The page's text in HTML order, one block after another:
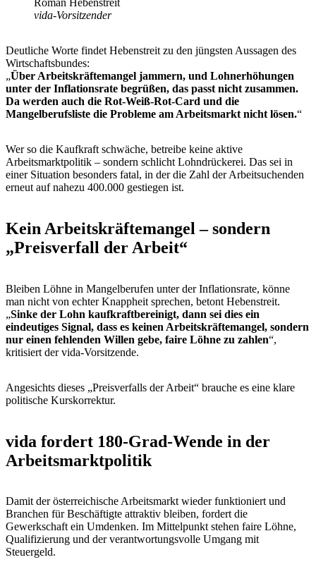
vida-Vorsitzender
Deutliche Worte findet Hebenstreit zu den jüngsten Aussagen des
Wirtschaftsbundes:
„Über Arbeitskräftemangel jammern, und Lohnerhöhungen
unter der Inflationsrate begrüßen, das passt nicht zusammen.
Da werden auch die Rot-Weiß-Rot-Card und die
Mangelberufsliste die Probleme am Arbeitsmarkt nicht lösen.“
Wer so die Kaufkraft schwäche, betreibe keine aktive
Arbeitsmarktpolitik – sondern schlicht Lohndrückerei. Das sei in
einer Situation besonders fatal, in der die Zahl der Arbeitsuchenden
erneut auf nahezu 400.000 gestiegen ist.
Kein Arbeitskräftemangel – sondern
„Preisverfall der Arbeit“
Bleiben Löhne in Mangelberufen unter der Inflationsrate, könne
man nicht von echter Knappheit sprechen, betont Hebenstreit.
„Sinke der Lohn kaufkraftbereinigt, dann sei dies ein
eindeutiges Signal, dass es keinen Arbeitskräftemangel, sondern
nur einen fehlenden Willen gebe, faire Löhne zu zahlen“,
kritisiert der vida-Vorsitzende.
Angesichts dieses „Preisverfalls der Arbeit“ brauche es eine klare
politische Kurskorrektur.
vida fordert 180-Grad-Wende in der
Arbeitsmarktpolitik
Damit der österreichische Arbeitsmarkt wieder funktioniert und
Branchen für Beschäftigte attraktiv bleiben, fordert die
Gewerkschaft ein Umdenken. Im Mittelpunkt stehen faire Löhne,
Qualifizierung und der verantwortungsvolle Umgang mit
Steuergeld.